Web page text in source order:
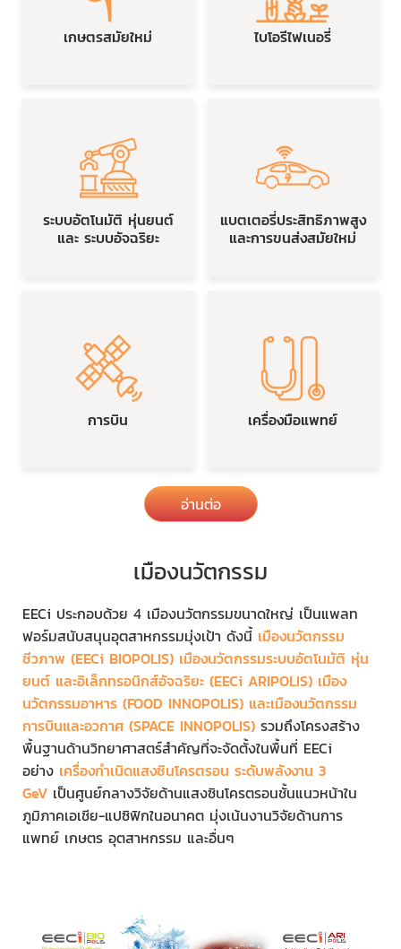
เกษตรสมัยใหม่ ไบโอรีไฟเนอรี่
ระบบอัตโนมัติ หุ่นยนต์
และ ระบบอัจฉริยะ
แบตเตอรี่ประสิทธิภาพสูง
และการขนส่งสมัยใหม่
การบิน เครื่องมือแพทย์
อ่านต่อ
เมืองนวัตกรรม
EECi ประกอบด้วย 4 เมืองนวัตกรรมขนาดใหญ่ เป็นแพลท
ฟอร์มสนับสนุนอุตสาหกรรมมุ่งเป้า ดังนี้ เมืองนวัตกรรม
ชีวภาพ (EECi BIOPOLIS) เมืองนวัตกรรมระบบอัตโนมัติ หุ่น
ยนต์ และอิเล็กทรอนิกส์อัจฉริยะ (EECi ARIPOLIS) เมือง
นวัตกรรมอาหาร (FOOD INNOPOLIS) และเมืองนวัตกรรม
การบินและอวกาศ (SPACE INNOPOLIS) รวมถึงโครงสร้าง
พื้นฐานด้านวิทยาศาสตร์สำคัญที่จะจัดตั้งในพื้นที่ EECi
อย่าง เครื่องกำเนิดแสงซินโครตรอน ระดับพลังงาน 3
GeV เป็นศูนย์กลางวิจัยด้านแสงซินโครตรอนชั้นแนวหน้าใน
ภูมิภาคเอเชีย-แปซิฟิกในอนาคต มุ่งเน้นงานวิจัยด้านการ
แพทย์ เกษตร อุตสาหกรรม และอื่นๆ